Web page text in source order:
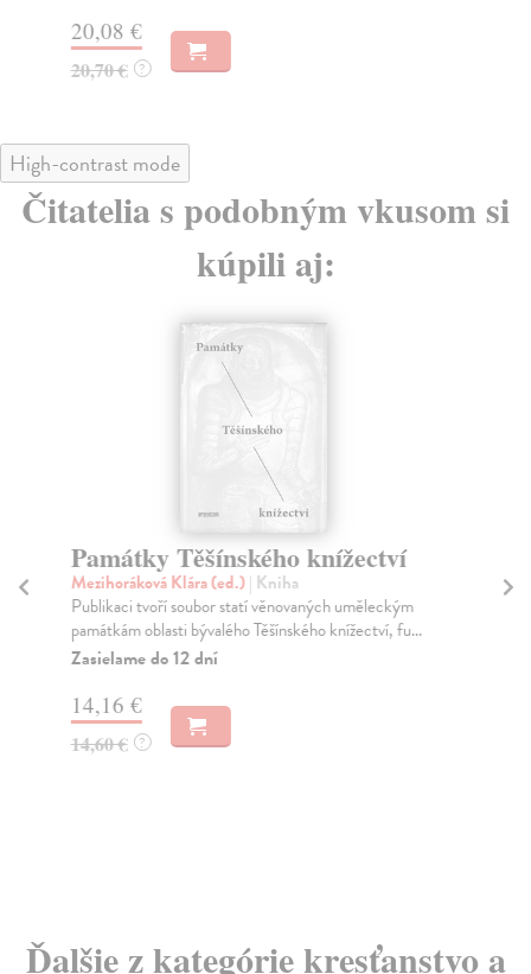
20,08 €
20,70 € ?
High-contrast mode
Čitatelia s podobným vkusom si
kúpili aj:
Památky Těšínského knížectví
Mezihoráková Klára (ed.)| Kniha
Publikaci tvoří soubor statí věnovaných uměleckým
památkám oblasti bývalého Těšínského knížectví, fu...
Zasielame do 12 dní
14,16 €
14,60 € ?
Ďalšie z kategórie kresťanstvo a